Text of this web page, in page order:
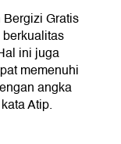
Gratis
ini juga
memenuhi
angka
Atip.